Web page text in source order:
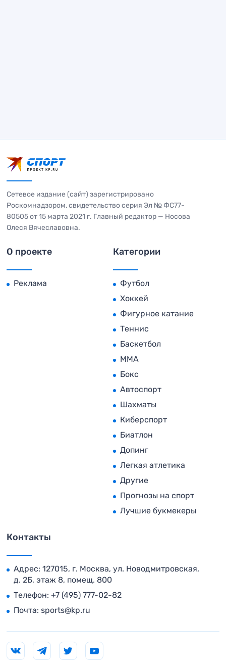
Сетевое издание (сайт) зарегистрировано
Роскомнадзором, свидетельство серия Эл № ФС77-
80505 от 15 марта 2021 г. Главный редактор — Носова
Олеся Вячеславовна.
О проекте
Реклама
Категории
Футбол
Хоккей
Фигурное катание
Теннис
Баскетбол
MMA
Бокс
Автоспорт
Шахматы
Киберспорт
Биатлон
Допинг
Легкая атлетика
Другие
Прогнозы на спорт
Лучшие букмекеры
Контакты
Адрес: 127015, г. Москва, ул. Новодмитровская,
д. 2Б, этаж 8, помещ. 800
Телефон: +7 (495) 777-02-82
Почта: sports@kp.ru